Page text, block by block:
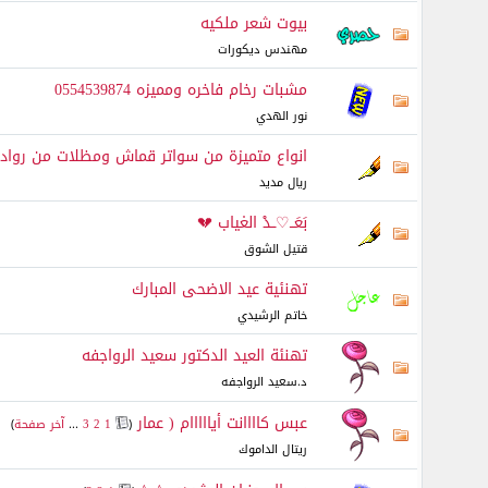
بيوت شعر ملكيه
مهندس ديكورات
مشبات رخام فاخره ومميزه 0554539874
نور الهدي
انواع متميزة من سواتر قماش ومظلات من رواد التسوير
ريال مديد
بَعَــ♡ــدْ الغياب 💔
قتيل الشوق
تهنئية عيد الاضحى المبارك
خاتم الرشيدي
تهنئة العيد الدكتور سعيد الرواجفه
د.سعيد الرواجفه
عبس كاااانت أيااااام ( عمار‏
(
1
2
3
...آخر صفحة)
ريتال الداموك